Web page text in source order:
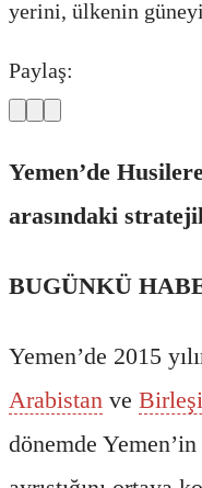
yerini, ülkenin
Paylaş:
Yemen’de
arasındaki
BUGÜNKÜ
Yemen’de 2015
Arabistan ve
dönemde